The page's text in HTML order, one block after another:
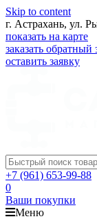
Skip to content
г. Астрахань, ул.
показать на карте
заказать обратный
оставить заявку
+7 (961) 653-99-88
0
Ваши покупки
Меню